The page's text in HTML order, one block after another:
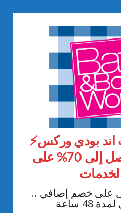
⚡كوبون خصم باث اند بودي وركس
فعاال .. خصم يصل إلى 70% على
على خصم إضافي ..
48 ساعة